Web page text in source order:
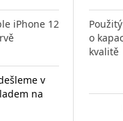
porovnání
iPhone 12
v
na
o
kvalitě